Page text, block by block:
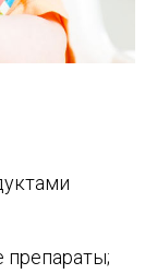
препараты;